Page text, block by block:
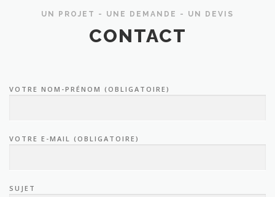
UN PROJET - UNE DEMANDE - UN DEVIS
CONTACT
VOTRE NOM-PRÉNOM (OBLIGATOIRE)
VOTRE E-MAIL (OBLIGATOIRE)
SUJET